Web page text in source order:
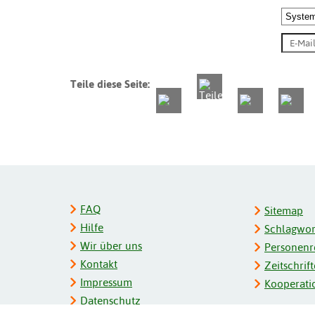
Teile diese Seite:
FAQ
Hilfe
Wir über uns
Kontakt
Impressum
Datenschutz
Sitemap